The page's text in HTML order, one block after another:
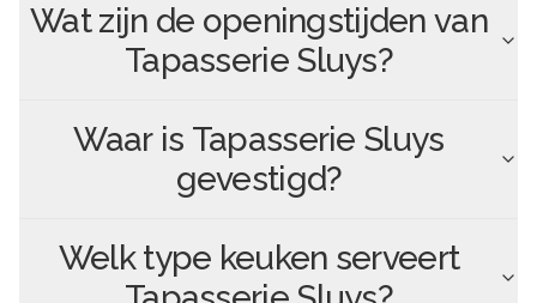
Wat zijn de openingstijden van
Tapasserie Sluys?
Waar is Tapasserie Sluys
gevestigd?
Welk type keuken serveert